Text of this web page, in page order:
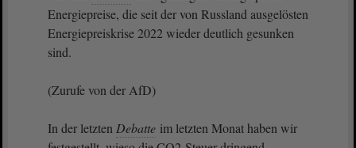
Energiepreise, die seit der von Russland ausgelösten
Energiepreiskrise 2022 wieder deutlich gesunken
sind.
(Zurufe von der AfD)
In der letzten Debatte im letzten Monat haben wir